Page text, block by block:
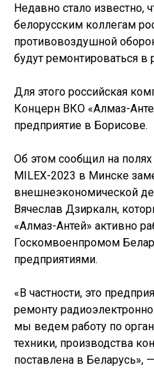
Недавно стало известно,
белорусским коллегам
противовоздушной
будут ремонтироваться в
Для этого российская
Концерн ВКО «Алмаз-
предприятие в Борисове.
Об этом сообщил на
MILEX-2023 в Минске
внешнеэкономической
Вячеслав Дзиркалн,
«Алмаз-Антей» активно
Госкомвоенпромом
предприятиями.
«В частности, это
ремонту
мы ведем работу по
техники, производства
поставлена в Беларусь»,